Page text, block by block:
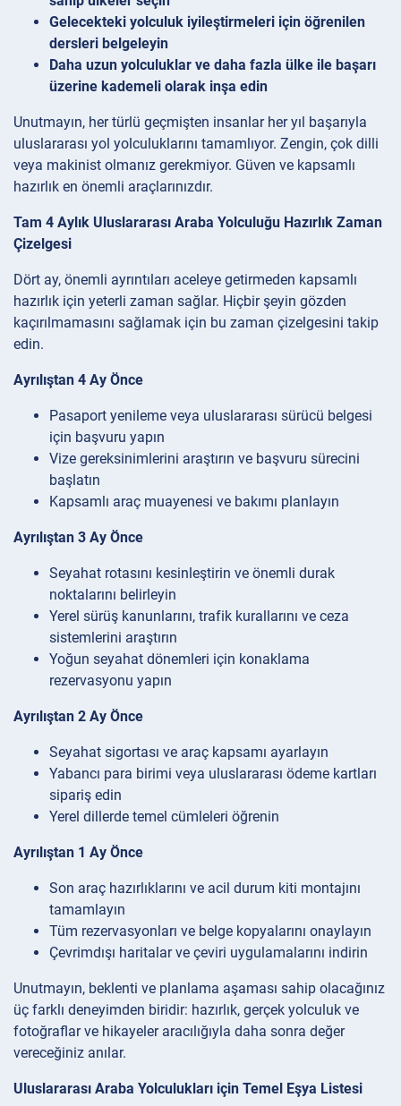
Gelecekteki yolculuk iyileştirmeleri için öğrenilen
dersleri belgeleyin
Daha uzun yolculuklar ve daha fazla ülke ile başarı
üzerine kademeli olarak inşa edin
Unutmayın, her türlü geçmişten insanlar her yıl başarıyla
uluslararası yol yolculuklarını tamamlıyor. Zengin, çok dilli
veya makinist olmanız gerekmiyor. Güven ve kapsamlı
hazırlık en önemli araçlarınızdır.
Tam 4 Aylık Uluslararası Araba Yolculuğu Hazırlık Zaman
Çizelgesi
Dört ay, önemli ayrıntıları aceleye getirmeden kapsamlı
hazırlık için yeterli zaman sağlar. Hiçbir şeyin gözden
kaçırılmamasını sağlamak için bu zaman çizelgesini takip
edin.
Ayrılıştan 4 Ay Önce
Pasaport yenileme veya uluslararası sürücü belgesi
için başvuru yapın
Vize gereksinimlerini araştırın ve başvuru sürecini
başlatın
Kapsamlı araç muayenesi ve bakımı planlayın
Ayrılıştan 3 Ay Önce
Seyahat rotasını kesinleştirin ve önemli durak
noktalarını belirleyin
Yerel sürüş kanunlarını, trafik kurallarını ve ceza
sistemlerini araştırın
Yoğun seyahat dönemleri için konaklama
rezervasyonu yapın
Ayrılıştan 2 Ay Önce
Seyahat sigortası ve araç kapsamı ayarlayın
Yabancı para birimi veya uluslararası ödeme kartları
sipariş edin
Yerel dillerde temel cümleleri öğrenin
Ayrılıştan 1 Ay Önce
Son araç hazırlıklarını ve acil durum kiti montajını
tamamlayın
Tüm rezervasyonları ve belge kopyalarını onaylayın
Çevrimdışı haritalar ve çeviri uygulamalarını indirin
Unutmayın, beklenti ve planlama aşaması sahip olacağınız
üç farklı deneyimden biridir: hazırlık, gerçek yolculuk ve
fotoğraflar ve hikayeler aracılığıyla daha sonra değer
vereceğiniz anılar.
Uluslararası Araba Yolculukları için Temel Eşya Listesi